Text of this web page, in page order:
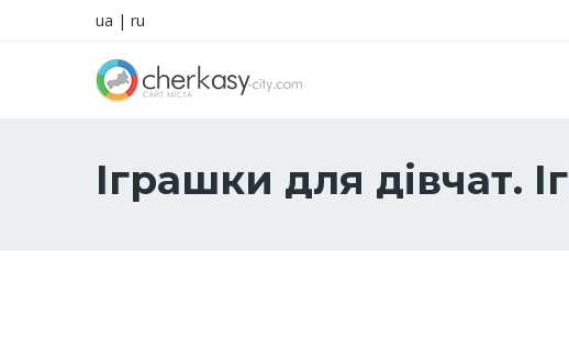
ua | ru
Іграшки для дівчат.